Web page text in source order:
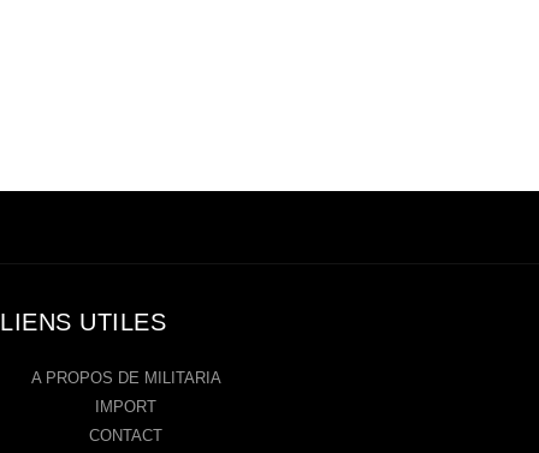
LIENS UTILES
A PROPOS DE MILITARIA
IMPORT
CONTACT